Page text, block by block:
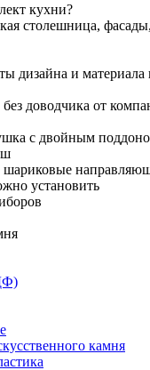
кухни?
столешница,
дизайна и
доводчика от
с двойным
установить
камня